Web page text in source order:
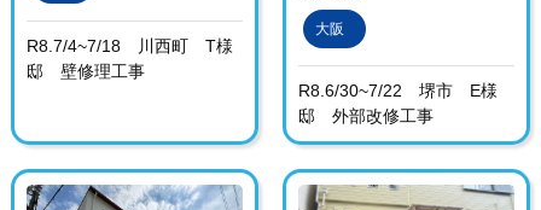
R8.7/4~7/18 川西町 T様
邸 壁修理工事
大阪
R8.6/30~7/22 堺市 E様
邸 外部改修工事